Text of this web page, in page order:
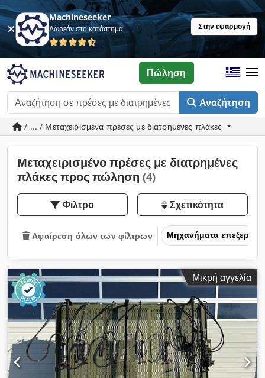
Machineseeker
Δωρεάν στο κατάστημα Στην εφαρμογή
Αναζήτηση
Πώληση
/ ... / Μεταχειρισμένα πρέσες με διατρημένες πλάκες
Μεταχειρισμένο πρέσες με διατρημένες
πλάκες προς πώληση (4)
Φίλτρο Σχετικότητα
Αφαίρεση όλων των φίλτρων Μηχανήματα
Μικρή αγγελία